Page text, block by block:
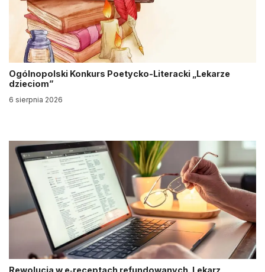
Ogólnopolski Konkurs Poetycko-Literacki „Lekarze
dzieciom”
6 sierpnia 2026
Rewolucja w e‑receptach refundowanych. Lekarz